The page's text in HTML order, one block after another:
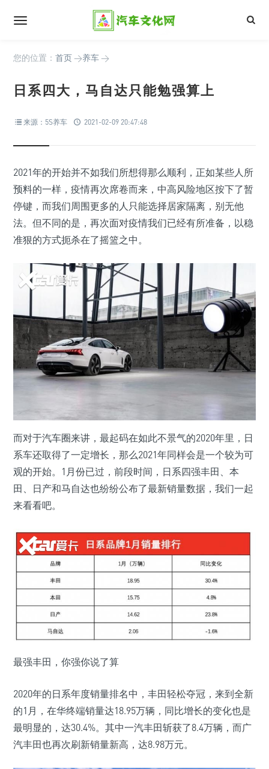
您的位置： 首页 >养车 >
日系四大，马自达只能勉强算上
来源：5S养车 2021-02-09 20:47:48
2021年的开始并不如我们所想得那么顺利，正如某些人所
预料的一样，疫情再次席卷而来，中高风险地区按下了暂
停键，而我们周围更多的人只能选择居家隔离，别无他
法。但不同的是，再次面对疫情我们已经有所准备，以稳
准狠的方式扼杀在了摇篮之中。
而对于汽车圈来讲，最起码在如此不景气的2020年里，日
系车还取得了一定增长，那么2021年同样会是一个较为可
观的开始。1月份已过，前段时间，日系四强丰田、本
田、日产和马自达也纷纷公布了最新销量数据，我们一起
来看看吧。
最强丰田，你强你说了算
2020年的日系年度销量排名中，丰田轻松夺冠，来到全新
的1月，在华终端销量达18.95万辆，同比增长的变化也是
最明显的，达30.4%。其中一汽丰田斩获了8.4万辆，而广
汽丰田也再次刷新销量新高，达8.98万元。